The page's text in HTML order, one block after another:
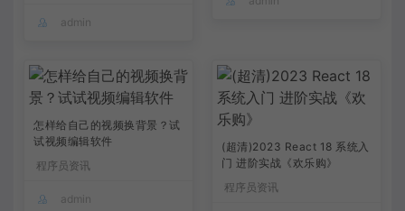
admin
怎样给自己的视频换背景？试
试视频编辑软件
程序员资讯
admin
(超清)2023 React 18 系统入
门 进阶实战《欢乐购》
程序员资讯